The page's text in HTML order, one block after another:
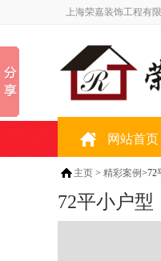
上海荣嘉装饰工程有
网站首页
主页 > 精彩案例>72
72平小户型